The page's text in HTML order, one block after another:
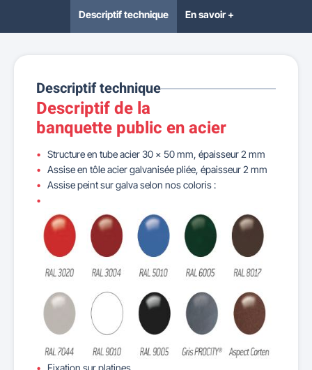
Descriptif technique En savoir +
Descriptif technique
Descriptif de la
banquette public en acier
Structure en tube acier 30 x 50 mm, épaisseur 2 mm
Assise en tôle acier galvanisée pliée, épaisseur 2 mm
Assise peint sur galva selon nos coloris :
Fixation sur platines